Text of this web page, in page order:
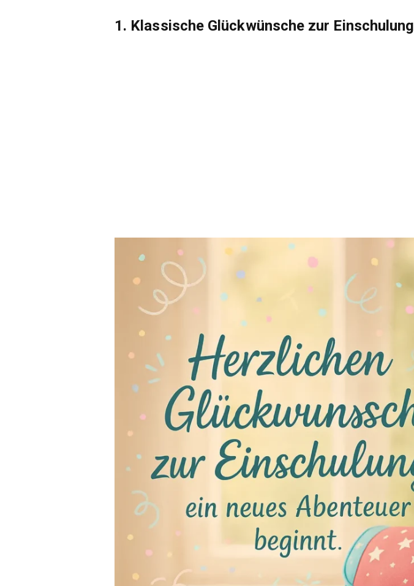
1. Klassische Glückwünsche zur Einschulung